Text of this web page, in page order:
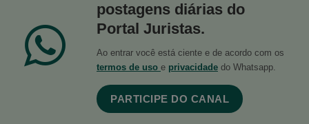
postagens diárias do
Portal Juristas.
Ao entrar você está ciente e de acordo com os
termos de uso e privacidade do Whatsapp.
PARTICIPE DO CANAL